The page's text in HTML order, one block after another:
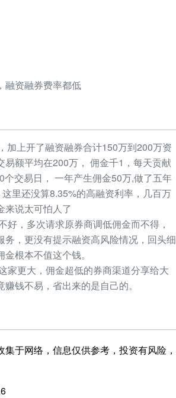
融资融券费率都低
上开了融资融券合计150万到200万资
易额平均在200万， 佣金千1，每天贡献
交易日， 一年产生佣金50万,做了五年
里还没算8.35%的高融资利率，几百万
来说太可怕人了
，多次请求原券商调低佣金而不得，
务，更没有提示融资高风险情况，回头细
根本不值这个钱。
更大，佣金超低的券商渠道分享给大
钱不易，省出来的是自己的。
于网络，信息仅供参考，投资有风险，